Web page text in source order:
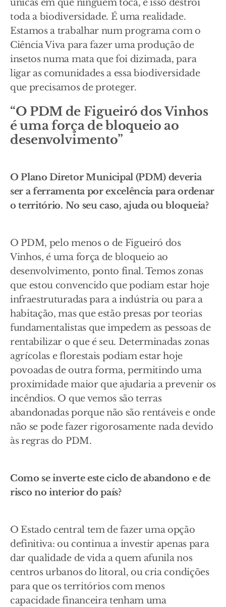
únicas em que ninguém toca, e isso destrói
toda a biodiversidade. É uma realidade.
Estamos a trabalhar num programa com o
Ciência Viva para fazer uma produção de
insetos numa mata que foi dizimada, para
ligar as comunidades a essa biodiversidade
que precisamos de proteger.
“O PDM de Figueiró dos Vinhos
é uma força de bloqueio ao
desenvolvimento”
O Plano Diretor Municipal (PDM) deveria
ser a ferramenta por excelência para ordenar
o território. No seu caso, ajuda ou bloqueia?
O PDM, pelo menos o de Figueiró dos
Vinhos, é uma força de bloqueio ao
desenvolvimento, ponto final. Temos zonas
que estou convencido que podiam estar hoje
infraestruturadas para a indústria ou para a
habitação, mas que estão presas por teorias
fundamentalistas que impedem as pessoas de
rentabilizar o que é seu. Determinadas zonas
agrícolas e florestais podiam estar hoje
povoadas de outra forma, permitindo uma
proximidade maior que ajudaria a prevenir os
incêndios. O que vemos são terras
abandonadas porque não são rentáveis e onde
não se pode fazer rigorosamente nada devido
às regras do PDM.
Como se inverte este ciclo de abandono e de
risco no interior do país?
O Estado central tem de fazer uma opção
definitiva: ou continua a investir apenas para
dar qualidade de vida a quem afunila nos
centros urbanos do litoral, ou cria condições
para que os territórios com menos
capacidade financeira tenham uma